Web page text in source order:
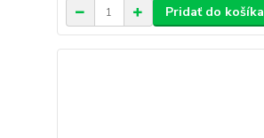
Pridať do košíka